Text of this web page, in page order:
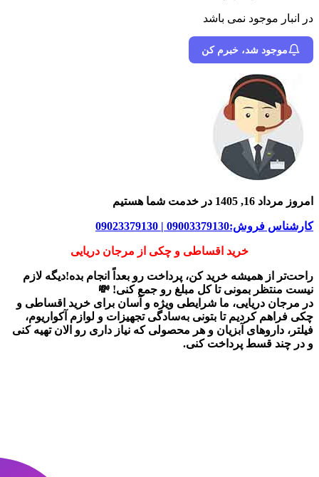
در انبار موجود نمی باشد
موجود شد، خبرم کن
امروز مرداد 16, 1405 در خدمت شما هستیم
کارشناس فروش:09003379130 | 09023379130
خرید اقساطی و چکی از مرجان دریایی
راحت‌تر از همیشه خرید کن، پرداخت رو بعداً انجام بده!دیگه لازم
نیست منتظر بمونی تا کل مبلغ رو جمع کنی! 💸
در مرجان دریایی، ما شرایطی ویژه و آسان برای خرید اقساطی و
چکی فراهم کردیم تا بتونی به‌سادگی تجهیزات و لوازم آکواریوم،
فیلتر، داروهای آبزیان و هر محصولی که نیاز داری رو الان تهیه کنی
و در چند قسط پرداخت کنی.